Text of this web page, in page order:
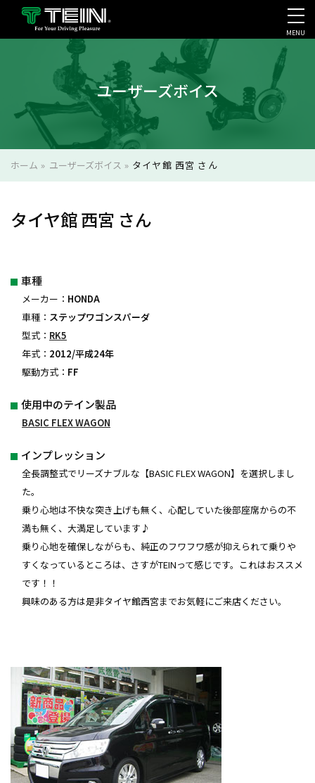
会社案内・採用・IR
MENU
ユーザーズボイス
ホーム » ユーザーズボイス » タイヤ館 西宮 さん
タイヤ館 西宮 さん
車種
メーカー： HONDA
車種： ステップワゴンスパーダ
型式： RK5
年式： 2012/平成24年
駆動方式： FF
使用中のテイン製品
BASIC FLEX WAGON
インプレッション
全長調整式でリーズナブルな【BASIC FLEX WAGON】を選択しまし
た。
乗り心地は不快な突き上げも無く、心配していた後部座席からの不
満も無く、大満足しています♪
乗り心地を確保しながらも、純正のフワフワ感が抑えられて乗りや
すくなっているところは、さすがTEINって感じです。これはおススメ
です！！
興味のある方は是非タイヤ館西宮までお気軽にご来店ください。